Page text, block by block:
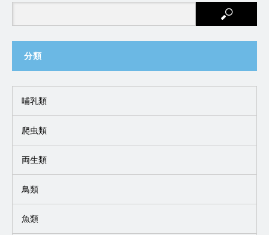
分類
哺乳類
爬虫類
両生類
鳥類
魚類